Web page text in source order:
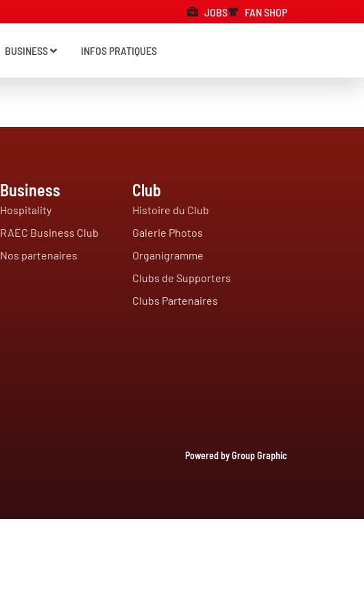
JOBS FAN SHOP
BUSINESS INFOS PRATIQUES
Business
Hospitality
RAEC Business Club
Nos partenaires
Club
Histoire du Club
Galerie Photos
Organigramme
Clubs de Supporters
Clubs Partenaires
Powered by Group Graphic